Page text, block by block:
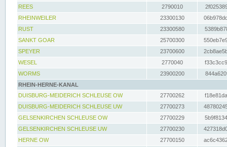
REES
2790010
RHEINWEILER
23300130
RUST
23300580
SANKT GOAR
25700300
SPEYER
23700600
WESEL
2770040
WORMS
23900200
RHEIN-HERNE-KANAL
DUISBURG-MEIDERICH SCHLEUSE OW
27700262
DUISBURG-MEIDERICH SCHLEUSE UW
27700273
GELSENKIRCHEN SCHLEUSE OW
27700229
GELSENKIRCHEN SCHLEUSE UW
27700230
HERNE OW
27700150